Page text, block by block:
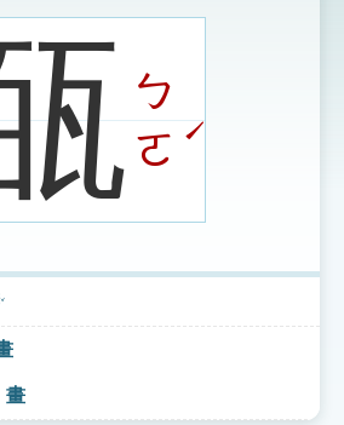
示
ㄅ
ㄛˊ
畫